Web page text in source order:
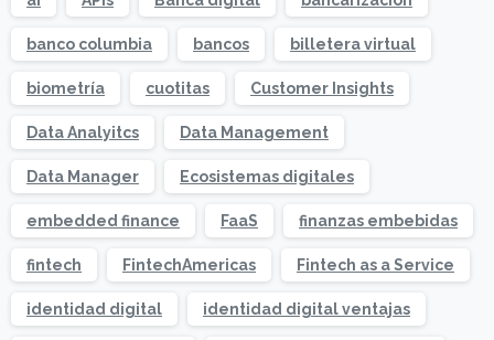
banco columbia bancos billetera virtual
biometría cuotitas Customer Insights
Data Analyitcs Data Management
Data Manager Ecosistemas digitales
embedded finance FaaS finanzas embebidas
fintech FintechAmericas Fintech as a Service
identidad digital identidad digital ventajas